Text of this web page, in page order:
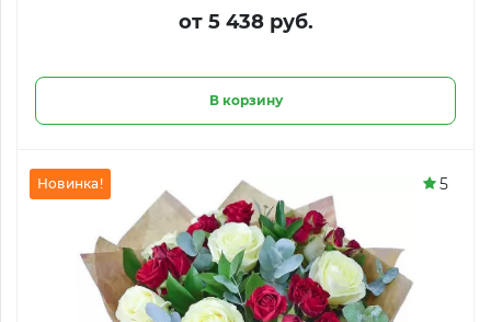
от 5 438 руб.
В корзину
Новинка! 5